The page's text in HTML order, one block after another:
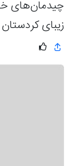
چیدمان‌‌های
زیبای کردستان